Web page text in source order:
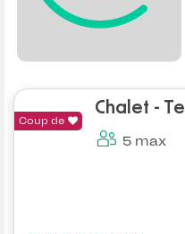
Coup de
Chalet -
5 max